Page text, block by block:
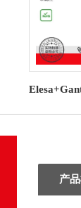
脚 带
产